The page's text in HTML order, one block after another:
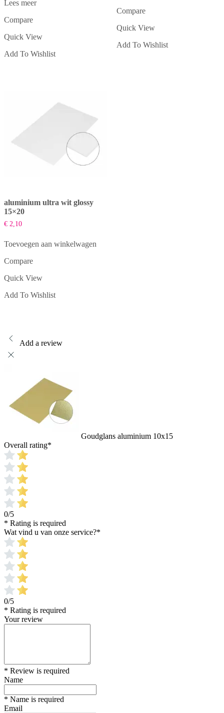
Lees meer
Compare
Quick View
Add To Wishlist
Compare
Quick View
Add To Wishlist
aluminium ultra wit glossy
15×20
€ 2,10
Toevoegen aan winkelwagen
Compare
Quick View
Add To Wishlist
Add a review
Goudglans aluminium 10x15
Overall rating*
0/5
* Rating is required
Wat vind u van onze service?*
0/5
* Rating is required
Your review
* Review is required
Name
* Name is required
Email